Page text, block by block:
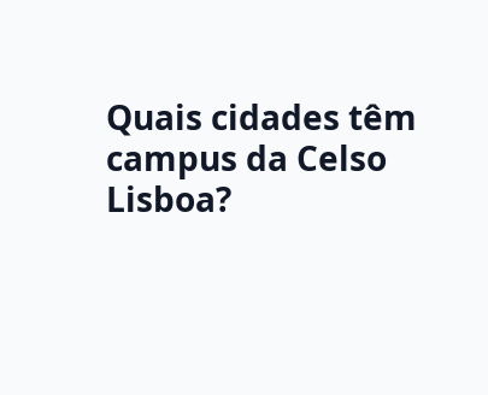
Quais cidades têm
campus da Celso
Lisboa?